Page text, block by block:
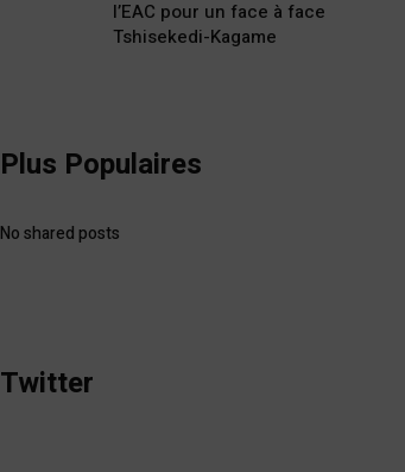
l’EAC pour un face à face
Tshisekedi-Kagame
Plus Populaires
No shared posts
Twitter